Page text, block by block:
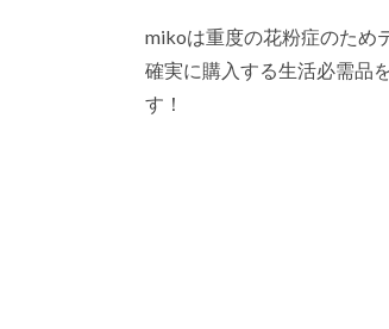
mikoは重度の花粉症のため
確実に購入する生活必需品
す！